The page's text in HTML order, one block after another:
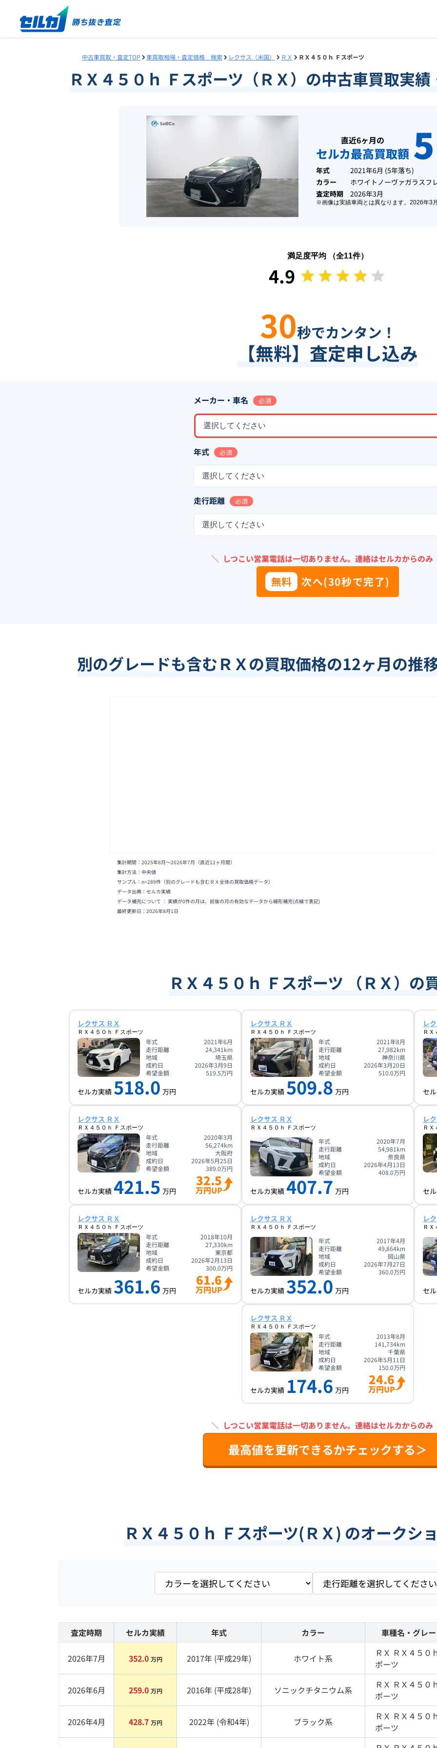
中古車買取・査定TOP 車買取相場・査定価格 検索 レクサス（米国） ＲＸ ＲＸ４５０ｈ Ｆスポーツ
ＲＸ４５０ｈ Ｆスポーツ（ＲＸ）の中古車買取実
直近6ヶ月の
セルカ最高買取額
年式 2021年6月 (5年落ち)
カラー
ホワイトノーヴァガラスフ
査定時期
2026年3月
※画像は実績車両とは異なります。 2026年3
満足度平均 （全11件）
4.9
30秒でカンタン！
【無料】査定申し込み
メーカー・車名 必須
選択してください
年式 必須
選択してください
走行距離 必須
選択してください
＼ しつこい営業電話は一切ありません。 連絡はセルカからのみ
無料 次へ(30秒で完了)
別のグレードも含むＲＸの買取価格の12ヶ月の推
集計期間： 2025年8月〜2026年7月 （直近12ヶ月間）
集計方法：中央値
サンプル：n=289件 （別のグレードも含むＲＸ全体の買取価格データ）
データ出典：セルカ実績
データ補完について ： 実績が0件の月は、前後の月の有効なデータから線形補完(点線で表記)
最終更新日： 2026年8月1日
ＲＸ４５０ｈ Ｆスポーツ （ＲＸ）の
レクサス ＲＸ
ＲＸ４５０ｈ Ｆスポーツ
年式
2021年6月
走行距離
24,341 km
地域
埼玉県
成約日
2026年3月9日
希望金額
519.5万円
セルカ実績 518.0 万円
レクサス ＲＸ
ＲＸ４５０ｈ Ｆスポーツ
年式
2021年8月
走行距離
27,982km
地域
神奈川県
成約日
2026年3月20日
希望金額
510.0万円
セルカ実績 509.8 万円
レ
ＲＸ
セ
レクサス ＲＸ
ＲＸ４５０ｈ Ｆスポーツ
年式
2020年3月
走行距離
56,274km
地域
大阪府
成約日
2026年5月25日
希望金額
389.0万円
セルカ実績 421.5 万円
32.5
万円UP
レクサス ＲＸ
ＲＸ４５０ｈ Ｆスポーツ
年式
2020年7月
走行距離
54,981 km
地域
奈良県
成約日
2026年4月13日
希望金額
408.0万円
セルカ実績 407.7 万円
レ
ＲＸ
セ
レクサス ＲＸ
ＲＸ４５０ｈ Ｆスポーツ
年式
2018年10月
走行距離
27,330km
地域
東京都
成約日
2026年2月13日
希望金額
300.0万円
セルカ実績 361.6 万円
61.6
万円UP
レクサス ＲＸ
ＲＸ４５０ｈ Ｆスポーツ
年式
2017年4月
走行距離
49,864km
地域
岡山県
成約日
2026年7月27日
希望金額
360.0万円
セルカ実績 352.0 万円
レ
ＲＸ
セ
レクサス ＲＸ
ＲＸ４５０ｈ Ｆスポーツ
年式
2013年8月
走行距離
141,734km
地域
千葉県
成約日
2026年5月11日
希望金額
150.0万円
セルカ実績 174.6 万円
24.6
万円UP
＼ しつこい営業電話は一切ありません。 連絡はセルカからのみ
最高値を更新できるかチェックする＞
ＲＸ４５０ｈ Ｆスポーツ(ＲＸ) のオークシ
査定時期 セルカ実績 年式 カラー 車種名・グレ
2026年7月 352.0 万円 2017年 (平成29年) ホワイト系 ＲＸ ＲＸ４５０
ポーツ
2026年6月 259.0 万円 2016年 (平成28年) ソニックチタニウム系 ＲＸ ＲＸ４５０
ポーツ
2026年4月 428.7 万円 2022年 (令和4年) ブラック系 ＲＸ ＲＸ４５０
ポーツ